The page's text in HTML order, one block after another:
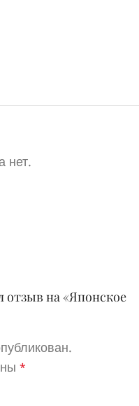
нет.
отзыв на «Японское
*